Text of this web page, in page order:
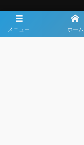
メニュー ホーム